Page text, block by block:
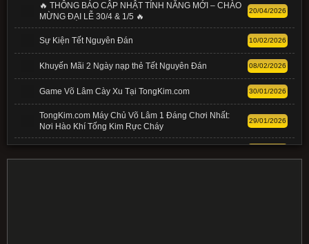
🔥 THÔNG BÁO CẬP NHẬT TÍNH NĂNG MỚI – CHÀO
MỪNG ĐẠI LỄ 30/4 & 1/5 🔥
20/04/2026
Sự Kiện Tết Nguyên Đán 10/02/2026
Khuyến Mãi 2 Ngày nạp thẻ Tết Nguyên Đán 08/02/2026
Game Võ Lâm Cày Xu Tại TongKim.com 30/01/2026
TongKim.com Máy Chủ Võ Lâm 1 Đáng Chơi Nhất:
Nơi Hào Khí Tống Kim Rực Cháy
29/01/2026